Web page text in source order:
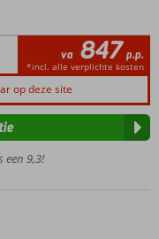
va 847 p.p.
*incl. alle verplichte kosten
op deze site
een 9,3!